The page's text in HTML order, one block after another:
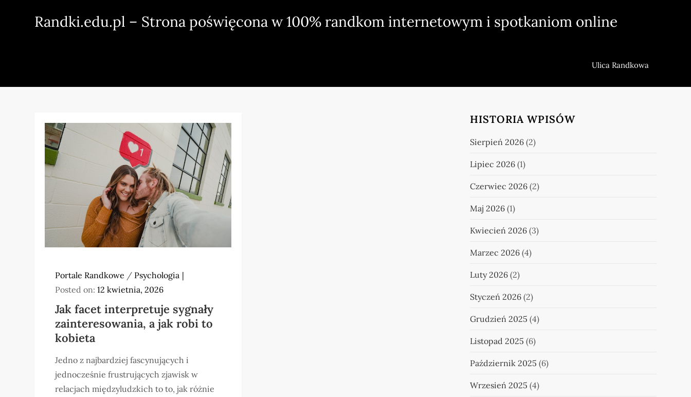
Randki.edu.pl – Strona poświęcona w 100% randkom internetowym i spotkaniom online
Ulica Randkowa
Portale Randkowe / Psychologia
Posted on:12 kwietnia, 2026
Jak facet interpretuje sygnały
zainteresowania, a jak robi to
kobieta
Jedno z najbardziej fascynujących i
jednocześnie frustrujących zjawisk w
relacjach międzyludzkich to to, jak różnie
HISTORIA WPISÓW
Sierpień 2026(2)
Lipiec 2026(1)
Czerwiec 2026(2)
Maj 2026(1)
Kwiecień 2026(3)
Marzec 2026(4)
Luty 2026(2)
Styczeń 2026(2)
Grudzień 2025 (4)
Listopad 2025 (6)
Październik 2025 (6)
Wrzesień 2025 (4)